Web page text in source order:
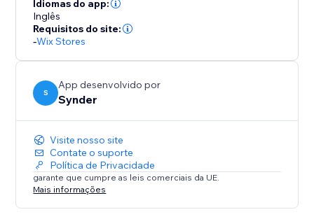
Idiomas do app:
Inglês
Requisitos do site:
-Wix Stores
S
App desenvolvido por
Synder
Visite nosso site
Contate o suporte
Política de Privacidade
garante que cumpre as leis comerciais da UE.
Mais informações